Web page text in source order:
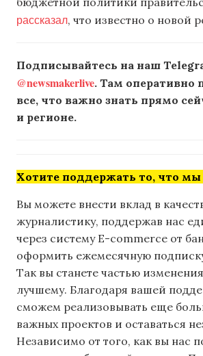
рассказал, что известно о новой
Подписывайтесь на наш
@newsmakerlive. Там оперативно
все, что важно знать прямо
и регионе.
Хотите поддержать то, что
Вы можете внести вклад в
журналистику, поддержав нас
через систему E-commerce от
оформить ежемесячную
Так вы станете частью
лучшему. Благодаря вашей
сможем реализовывать еще
важных проектов и оставаться
Независимо от того, как вы нас